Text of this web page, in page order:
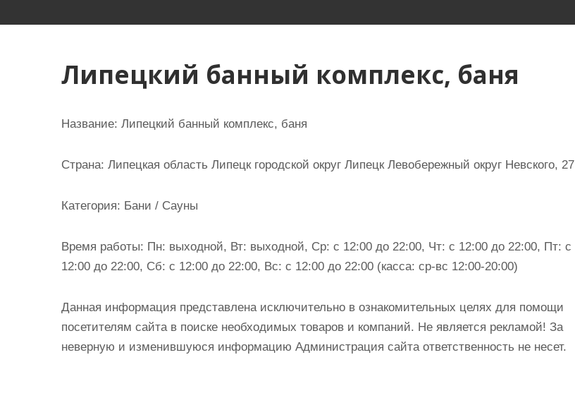
Липецкий банный комплекс, баня
Название: Липецкий банный комплекс, баня
Страна: Липецкая область Липецк городской округ Липецк Левобережный округ Невского, 27
Категория: Бани / Сауны
Время работы: Пн: выходной, Вт: выходной, Ср: с 12:00 до 22:00, Чт: с 12:00 до 22:00, Пт: с
12:00 до 22:00, Сб: с 12:00 до 22:00, Вс: с 12:00 до 22:00 (касса: ср-вс 12:00-20:00)
Данная информация представлена исключительно в ознакомительных целях для помощи
посетителям сайта в поиске необходимых товаров и компаний. Не является рекламой! За
неверную и изменившуюся информацию Администрация сайта ответственность не несет.